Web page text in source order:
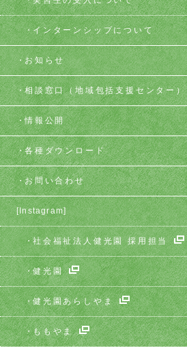
インターンシップについて
お知らせ
相談窓口（地域包括支援センター）
情報公開
各種ダウンロード
お問い合わせ
[Instagram]
社会福祉法人健光園 採用担当
健光園
健光園あらしやま
ももやま